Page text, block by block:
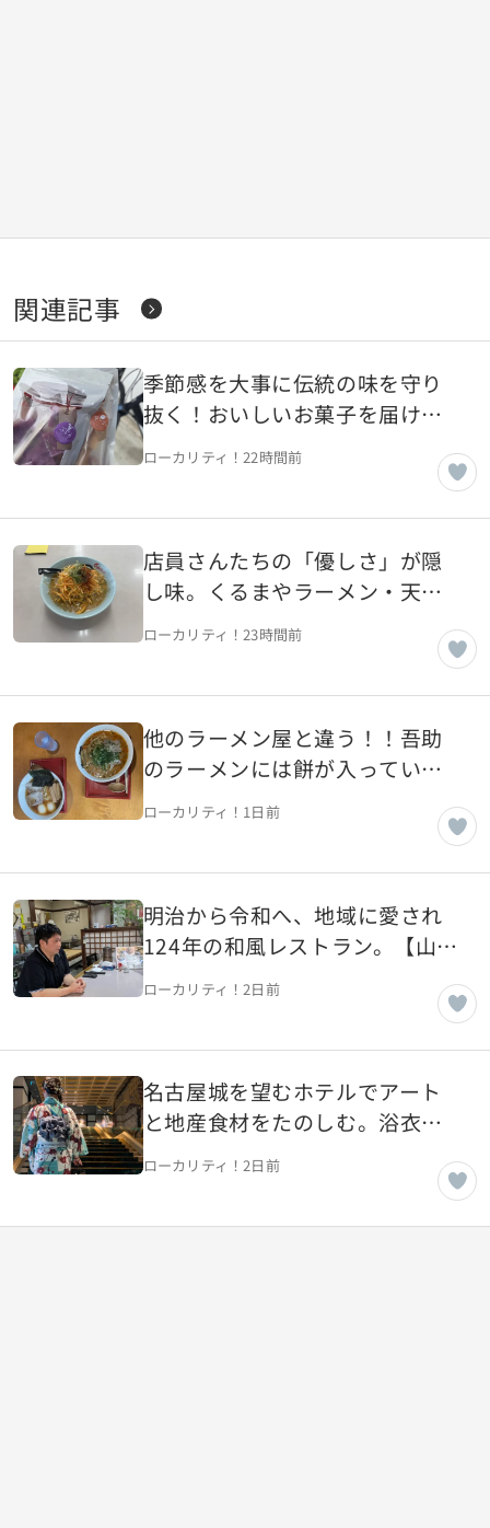
関連記事
季節感を大事に伝統の味を守り
抜く！おいしいお菓子を届ける
町の名店・菊屋【山形県山辺
ローカリティ！22時間前
店員さんたちの「優しさ」が隠
し味。くるまやラーメン・天童
店【山形県天童市】
ローカリティ！23時間前
他のラーメン屋と違う！！吾助
のラーメンには餅が入ってい
る！【山形県南陽市】
ローカリティ！ 1日前
明治から令和へ、地域に愛され
124年の和風レストラン。【山形
県中山町】
ローカリティ！2日前
名古屋城を望むホテルでアート
と地産食材をたのしむ。浴衣で
過ごす母娘の夏の記憶【愛知県
ローカリティ！2日前